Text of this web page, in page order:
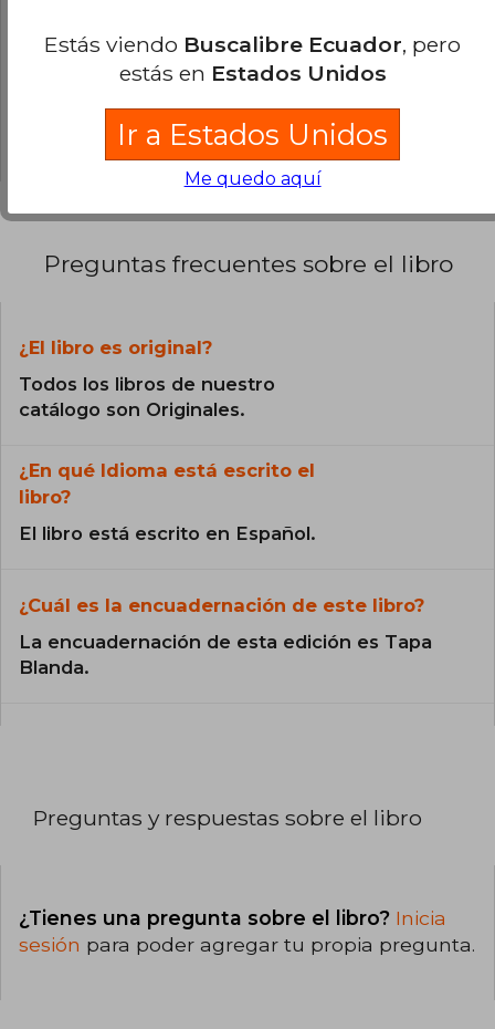
0% (0)
0% (0)
Preguntas frecuentes sobre el libro
¿El libro es original?
Todos los libros de nuestro
catálogo son Originales.
¿En qué Idioma está escrito el
libro?
El libro está escrito en Español.
¿Cuál es la encuadernación de este libro?
La encuadernación de esta edición es Tapa
Blanda.
Preguntas y respuestas sobre el libro
¿Tienes una pregunta sobre el libro? Inicia
sesión para poder agregar tu propia pregunta.
Estás viendo Buscalibre Ecuador, pero
estás en Estados Unidos
Ir a Estados Unidos
Me quedo aquí